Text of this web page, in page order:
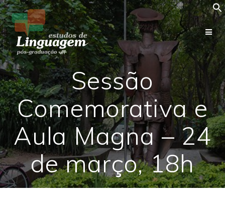
Skip
to
content
Sessão
Comemorativa e
Aula Magna – 24
de março, 18h